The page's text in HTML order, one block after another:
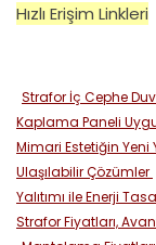
Hızlı Erişim Linkleri
Strafor İç Cephe
Kaplama Paneli
Mimari Estetiğin Yeni
Ulaşılabilir Çözümler
Yalıtımı ile Enerji
Strafor Fiyatları,